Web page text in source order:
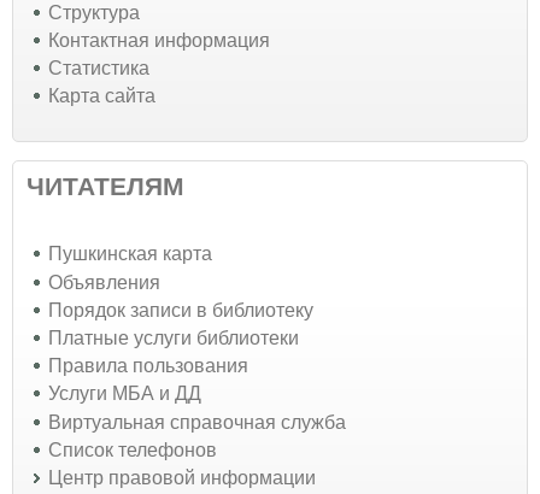
Структура
Контактная информация
Статистика
Карта сайта
ЧИТАТЕЛЯМ
Пушкинская карта
Объявления
Порядок записи в библиотеку
Платные услуги библиотеки
Правила пользования
Услуги МБА и ДД
Виртуальная справочная служба
Список телефонов
Центр правовой информации